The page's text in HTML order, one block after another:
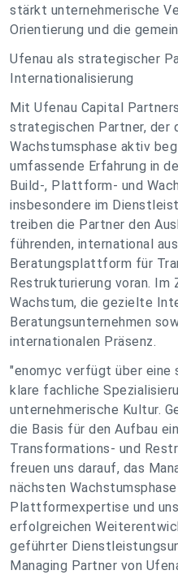
stärkt unternehmerische
Orientierung und die
Ufenau als strategischer
Internationalisierung
Mit Ufenau Capital
strategischen Partner, der
Wachstumsphase aktiv
umfassende Erfahrung in
Build-, Plattform- und
insbesondere im
treiben die Partner den
führenden, international
Beratungsplattform für
Restrukturierung voran. Im
Wachstum, die gezielte
Beratungsunternehmen
internationalen Präsenz.
"enomyc verfügt über eine
klare fachliche
unternehmerische Kultur.
die Basis für den Aufbau
Transformations- und
freuen uns darauf, das
nächsten
Plattformexpertise und
erfolgreichen
geführter
Managing Partner von